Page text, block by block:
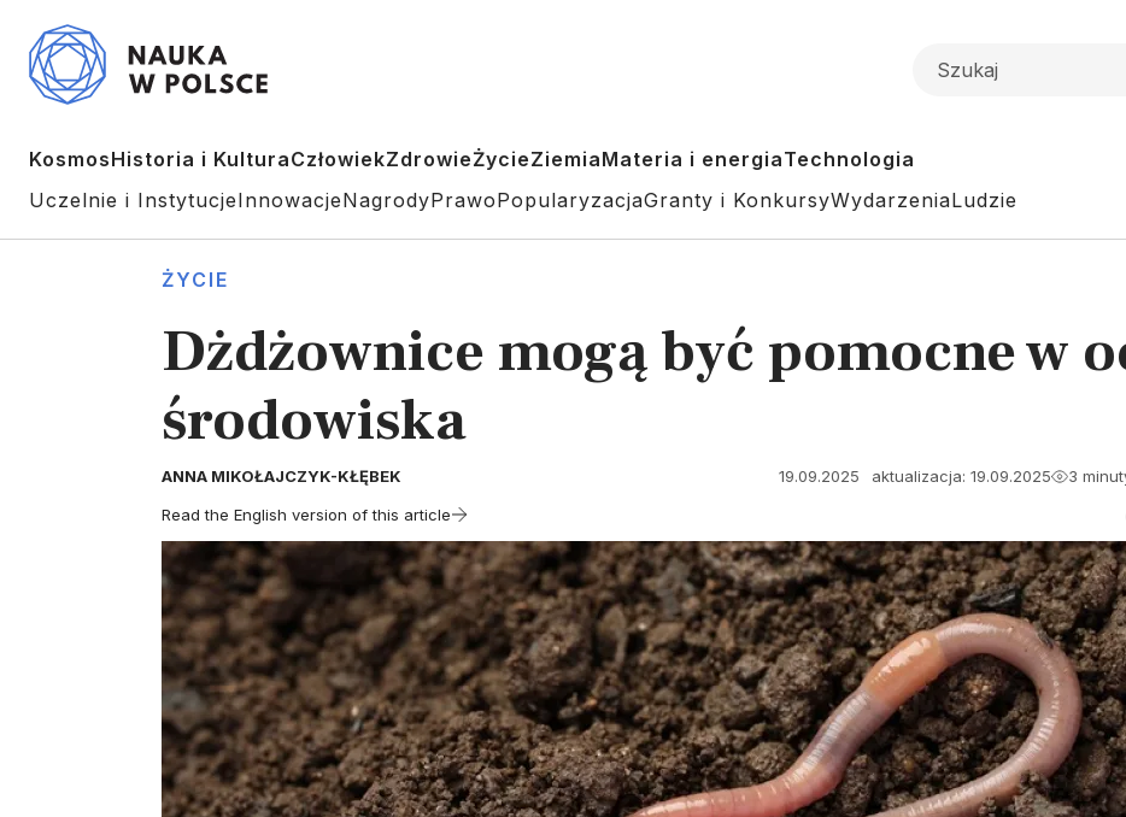
KosmosHistoria i KulturaCzłowiekZdrowieŻycieZiemiaMateria i energiaTechnologia
Uczelnie i InstytucjeInnowacjeNagrodyPrawoPopularyzacjaGranty i KonkursyWydarzeniaLudzie
ŻYCIE
Dżdżownice mogą być pomocne w
środowiska
ANNA MIKOŁAJCZYK-KŁĘBEK 19.09.2025 aktualizacja: 19.09.2025
3
Read the English version of this article